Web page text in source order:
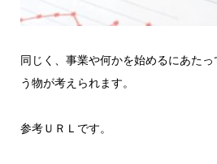
同じく、事業や何かを始めるにあたっ
う物が考えられます。
参考ＵＲＬです。